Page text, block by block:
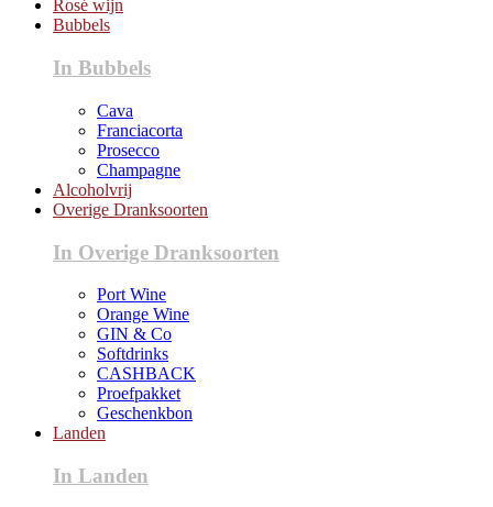
Rosé wijn
Bubbels
In Bubbels
Cava
Franciacorta
Prosecco
Champagne
Alcoholvrij
Overige Dranksoorten
In Overige Dranksoorten
Port Wine
Orange Wine
GIN & Co
Softdrinks
CASHBACK
Proefpakket
Geschenkbon
Landen
In Landen